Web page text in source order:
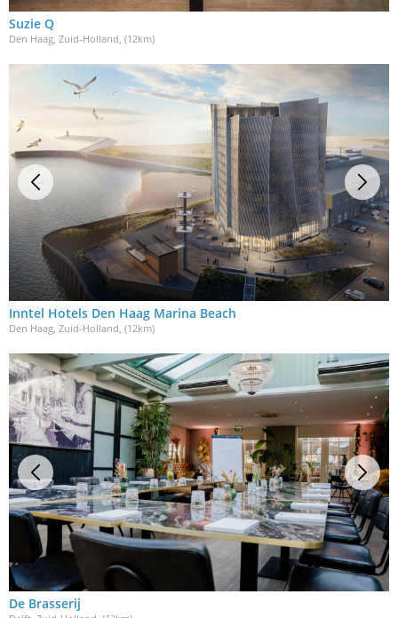
Suzie Q
Den Haag, Zuid-Holland , (12km)
Inntel Hotels Den Haag Marina Beach
Den Haag, Zuid-Holland, (12km)
De Brasserij